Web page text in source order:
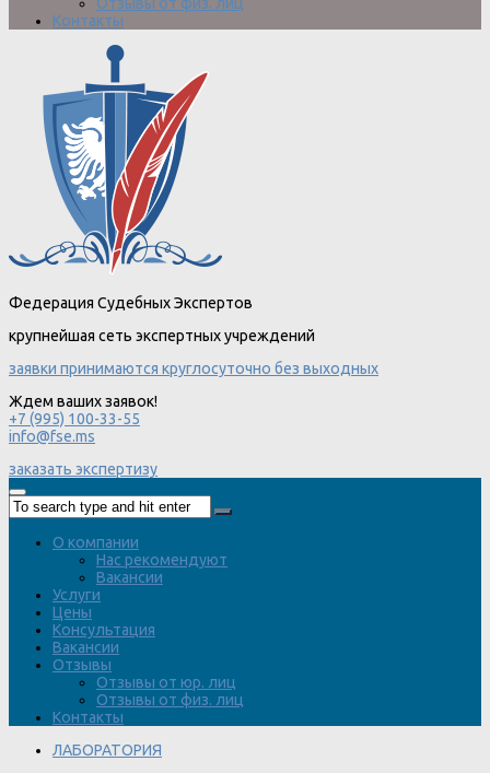
Отзывы от физ. лиц
Контакты
Федерация Судебных Экспертов
крупнейшая сеть экспертных учреждений
заявки принимаются круглосуточно без выходных
Ждем ваших заявок!
+7 (995) 100-33-55
info@fse.ms
заказать экспертизу
О компании
Нас рекомендуют
Вакансии
Услуги
Цены
Консультация
Вакансии
Отзывы
Отзывы от юр. лиц
Отзывы от физ. лиц
Контакты
ЛАБОРАТОРИЯ